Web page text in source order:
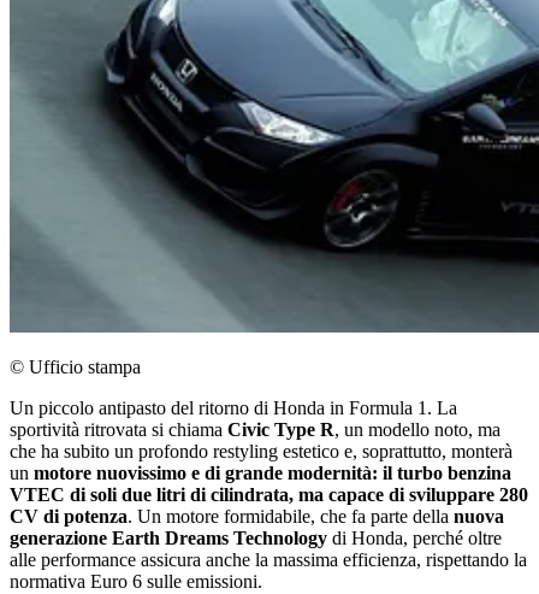
© Ufficio stampa
Un piccolo antipasto del ritorno di Honda in Formula 1. La
sportività ritrovata si chiama Civic Type R, un modello noto, ma
che ha subito un profondo restyling estetico e, soprattutto, monterà
un motore nuovissimo e di grande modernità: il turbo benzina
VTEC di soli due litri di cilindrata, ma capace di sviluppare 280
CV di potenza. Un motore formidabile, che fa parte della nuova
generazione Earth Dreams Technology di Honda, perché oltre
alle performance assicura anche la massima efficienza, rispettando la
normativa Euro 6 sulle emissioni.